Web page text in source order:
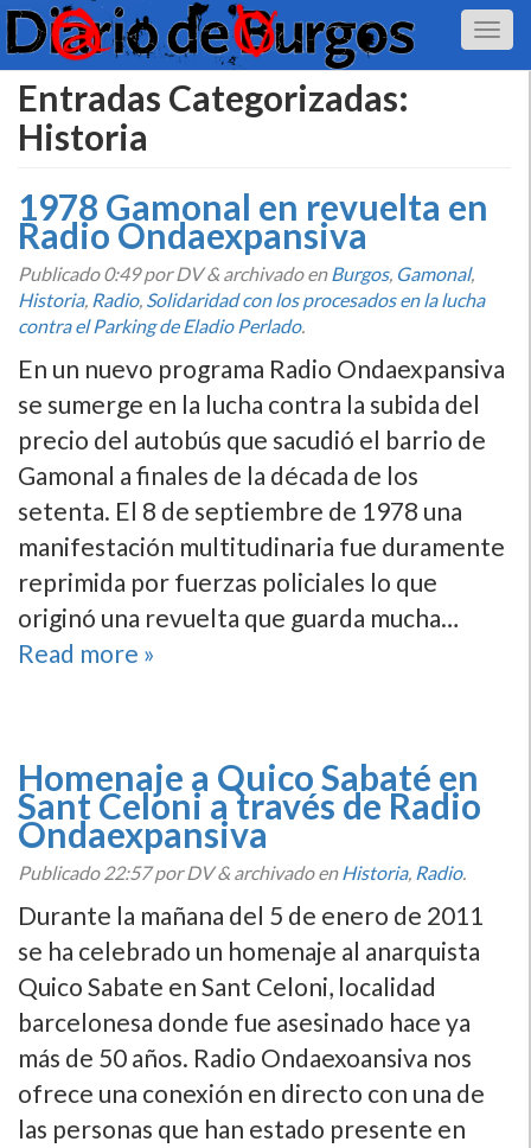
Entradas Categorizadas:
Historia
1978 Gamonal en revuelta en
Radio Ondaexpansiva
Publicado0:49por DV&archivado enBurgos, Gamonal,
Historia, Radio, Solidaridad con los procesados en la lucha
contra el Parking de Eladio Perlado.
En un nuevo programa Radio Ondaexpansiva
se sumerge en la lucha contra la subida del
precio del autobús que sacudió el barrio de
Gamonal a finales de la década de los
setenta. El 8 de septiembre de 1978 una
manifestación multitudinaria fue duramente
reprimida por fuerzas policiales lo que
originó una revuelta que guarda mucha…
Read more »
Homenaje a Quico Sabaté en
Sant Celoni a través de Radio
Ondaexpansiva
Publicado22:57por DV&archivado enHistoria, Radio.
Durante la mañana del 5 de enero de 2011
se ha celebrado un homenaje al anarquista
Quico Sabate en Sant Celoni, localidad
barcelonesa donde fue asesinado hace ya
más de 50 años. Radio Ondaexoansiva nos
ofrece una conexión en directo con una de
las personas que han estado presente en